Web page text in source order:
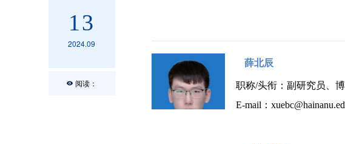
13
2024.09
阅读：
薛北辰
职称/头衔：副研究员、博
E-mail ：xuebc